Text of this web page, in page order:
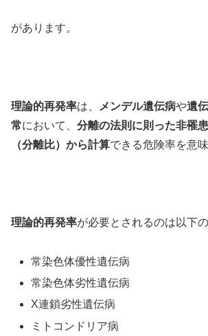
があります。
理論的再発率は、 メンデル遺伝病や遺
常において、 分離の法則に則った非罹
（分離比）から計算できる危険率を意
理論的再発率が必要とされるのは以下の
常染色体優性遺伝病
常染色体劣性遺伝病
X連鎖劣性遺伝病
ミトコンドリア病